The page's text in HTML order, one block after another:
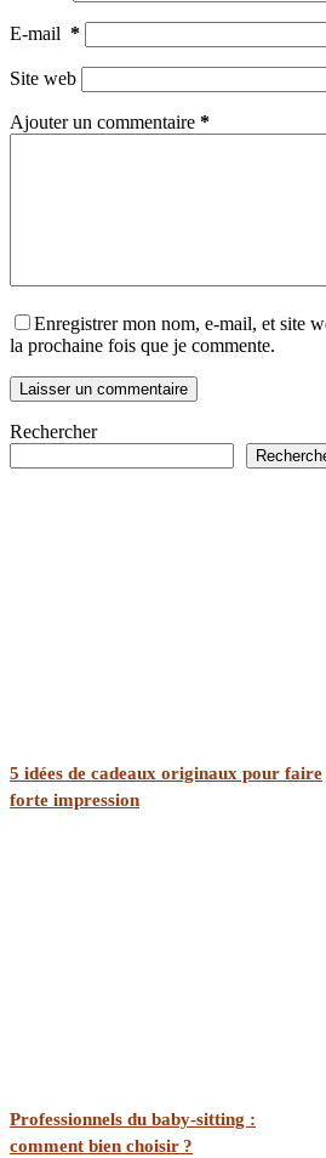
E-mail *
Site web
Ajouter un commentaire *
Enregistrer mon nom, e-mail, et site
la prochaine fois que je commente.
Laisser un commentaire
Rechercher
5 idées de cadeaux originaux pour faire
forte impression
Professionnels du baby-sitting :
comment bien choisir ?